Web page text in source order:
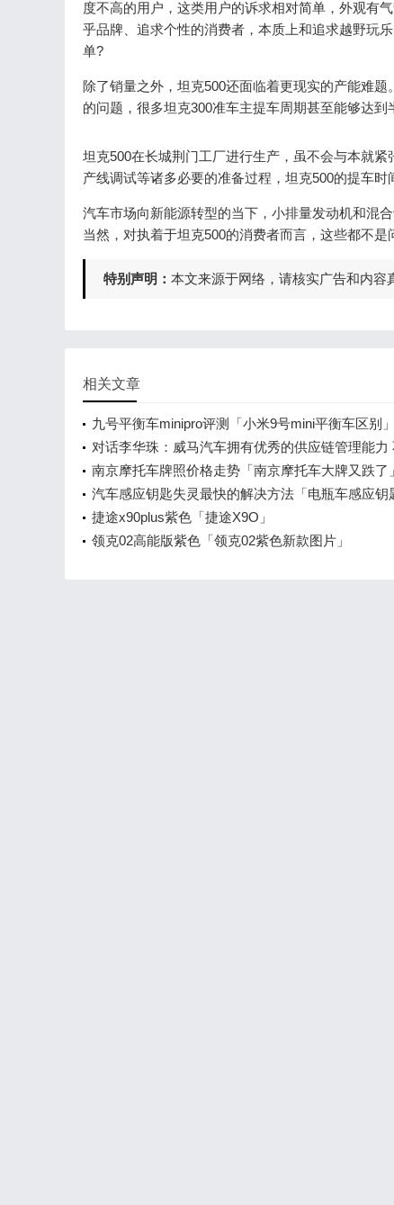
度不高的用户，这类用户的诉求相对简单，外观有
乎品牌、追求个性的消费者，本质上和追求越野玩
单?
除了销量之外，坦克500还面临着更现实的产能难
的问题，很多坦克300准车主提车周期甚至能够达到
坦克500在长城荆门工厂进行生产，虽不会与本就
产线调试等诸多必要的准备过程，坦克500的提车时
汽车市场向新能源转型的当下，小排量发动机和混
当然，对执着于坦克500的消费者而言，这些都不
特别声明： 本文来源于网络，请核实广告和内容
相关文章
九号平衡车minipro评测「小米9号mini平衡车区别」
对话李华珠：威马汽车拥有优秀的供应链管理能力
人的玩具
南京摩托车牌照价格走势「南京摩托车大牌又跌了」
汽车感应钥匙失灵最快的解决方法「电瓶车感应钥
捷途x90plus紫色「捷途X9O」
领克02高能版紫色「领克02紫色新款图片」